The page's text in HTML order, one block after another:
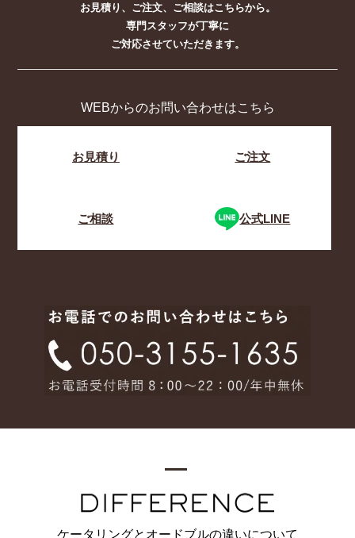
お見積り、ご注文、ご相談はこちらから。
専門スタッフが丁寧に
ご対応させていただきます。
WEBからのお問い合わせはこちら
お見積り ご注文
ご相談 公式LINE
ケータリングとオードブルの違いについて